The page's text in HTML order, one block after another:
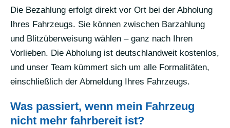
Die Bezahlung erfolgt direkt vor Ort bei der Abholung
Ihres Fahrzeugs. Sie können zwischen Barzahlung
und Blitzüberweisung wählen – ganz nach Ihren
Vorlieben. Die Abholung ist deutschlandweit kostenlos,
und unser Team kümmert sich um alle Formalitäten,
einschließlich der Abmeldung Ihres Fahrzeugs.
Was passiert, wenn mein Fahrzeug
nicht mehr fahrbereit ist?